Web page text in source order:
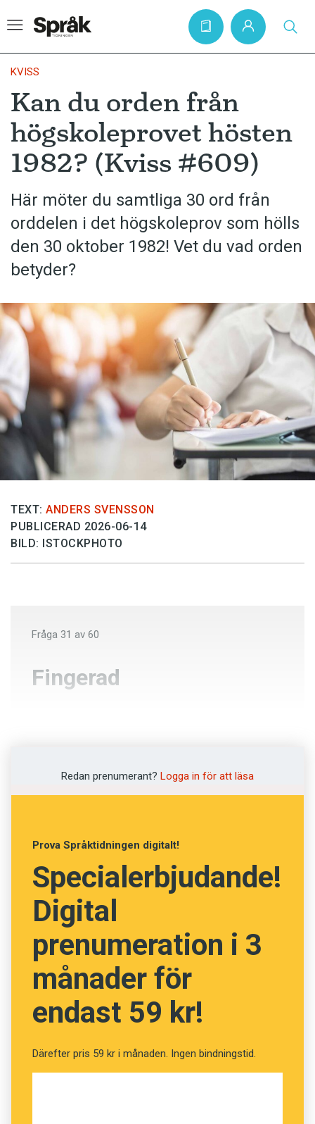
Hem
Artiklar
Krönikor
Språkfrågor
Skrivtips
Bokrecensioner
Kviss
Anmäl till språkpolisen
Föreslå nyord
Annonsera
Prenumerera
Läs Språktidningen digitalt
Press
KVISS
Kan du orden från
högskoleprovet hösten
1982? (Kviss #609)
Här möter du samtliga 30 ord från
orddelen i det högskoleprov som hölls
den 30 oktober 1982! Vet du vad orden
betyder?
TEXT: ANDERS SVENSSON
PUBLICERAD 2026-06-14
BILD: ISTOCKPHOTO
Fråga 31 av 60
Fingerad
Ändrad
Fastställd
Redan prenumerant? Logga in för att läsa
Prova Språktidningen digitalt!
Specialerbjudande!
Digital
prenumeration i 3
månader för
endast 59 kr!
Därefter pris 59 kr i månaden. Ingen bindningstid.